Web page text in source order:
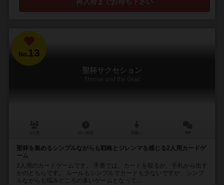
No.13
聖杯サクセション
Throne and the Grail
聖杯を集めるシンプルながらも戦略とジレンマを感じる2人用カードゲ
ーム
2人用のカードゲームです。 手番では、カードを取るか、手札から出す
かのどちらです。 ルールもシンプルでカードも少ないですが、シンプ
ルながらも悩みどころの多いゲームとなって...